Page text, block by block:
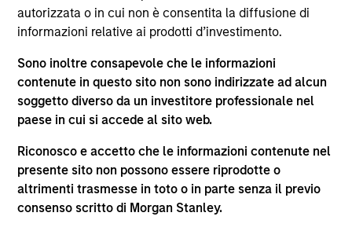
autorizzata o in cui non è consentita la diffusione di
informazioni relative ai prodotti d’investimento.
Sono inoltre consapevole che le informazioni
contenute in questo sito non sono indirizzate ad alcun
soggetto diverso da un investitore professionale nel
paese in cui si accede al sito web.
Riconosco e accetto che le informazioni contenute nel
presente sito non possono essere riprodotte o
altrimenti trasmesse in toto o in parte senza il previo
consenso scritto di Morgan Stanley.
https://www.morganstanley.com/im/msinvf/index.html
a titolo gratuito presso la Sede legale all’indirizzo
L-2633 Senningerberg, R.C.S. Lussemburgo B 29 192.
Le informazioni relative agli aspetti di sostenibilità del
Comparto e una sintesi dei diritti degli investitori sono
disponibili sul sito web sopra indicato.
Inoltre, gli investitori italiani sono invitati a prendere
visione del “Modulo completo di sottoscrizione” (Extended
Application Form), mentre la sezione “Informazioni
supplementari per Hong Kong” (“Additional Information for
Hong Kong Investors”) all’interno del Prospetto riguarda